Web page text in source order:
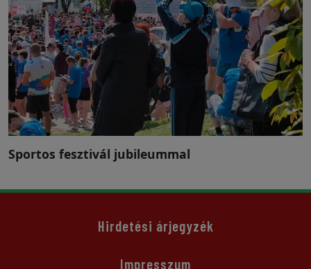
Sportos fesztivál jubileummal
Hirdetési árjegyzék
Impresszum